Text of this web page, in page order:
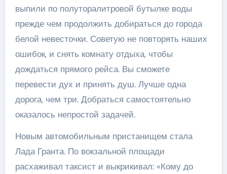
выпили по полуторалитровой бутылке воды
прежде чем продолжить добираться до города
белой невесточки. Советую не повторять наших
ошибок, и снять комнату отдыха, чтобы
дождаться прямого рейса. Вы сможете
перевести дух и принять душ. Лучше одна
дорога, чем три. Добраться самостоятельно
оказалось непростой задачей.
Новым автомобильным пристанищем стала
Лада Гранта. По вокзальной площади
расхаживал таксист и выкрикивал: «Кому до